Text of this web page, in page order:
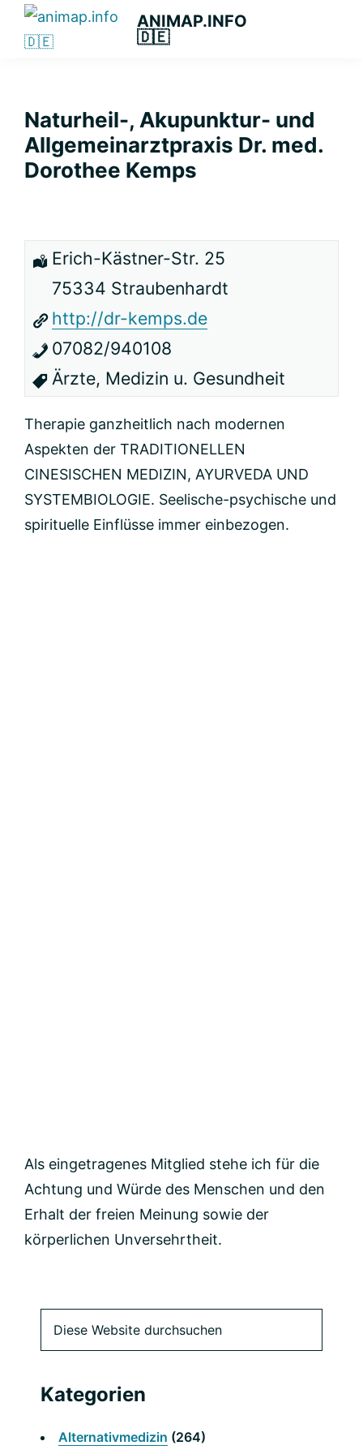
Hauptnavigation
Zum
Hauptinhalt
primären
ANIMAP.INFO
🇩🇪
Das
Naturheil-, Akupunktur- und
Allgemeinarztpraxis Dr. med.
Dorothee Kemps
Erich-Kästner-Str. 25
75334 Straubenhardt
http://dr-kemps.de
07082/940108
Ärzte, Medizin u. Gesundheit
Therapie ganzheitlich nach modernen
Aspekten der TRADITIONELLEN
CINESISCHEN MEDIZIN, AYURVEDA UND
SYSTEMBIOLOGIE. Seelische-psychische und
spirituelle Einflüsse immer einbezogen.
Als eingetragenes Mitglied stehe ich für die
Achtung und Würde des Menschen und den
Erhalt der freien Meinung sowie der
körperlichen Unversehrtheit.
Primäre
Seitenleiste
Website
Kategorien
Alternativmedizin (264)